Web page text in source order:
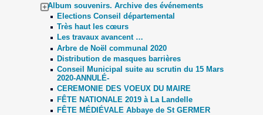
Album souvenirs. Archive des événements
Elections Conseil départemental
Très haut les cœurs
Les travaux avancent …
Arbre de Noël communal 2020
Distribution de masques barrières
Conseil Municipal suite au scrutin du 15 Mars
2020-ANNULÉ-
CEREMONIE DES VOEUX DU MAIRE
FÊTE NATIONALE 2019 à La Landelle
FÊTE MÉDIÉVALE Abbaye de St GERMER